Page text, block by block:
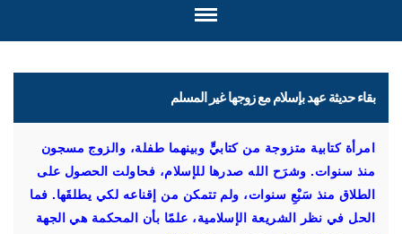
بقاء حديثة عهد بإسلام مع زوجها غير المسلم
امرأة كتابية متزوجة من كتابيٍّ وبينهما طفلة، والزوج مسجون
منذ سنوات. وشرَح الله صدرها للإسلام، فحاولت الحصول على
الطلاق منذ سَبْعِ سنوات، ولم تتمكن من إقناعه لكي يطلقَها. فما
الحل في نظر الشريعة الإسلامية، علمًا بأن المحكمة هي الجهة